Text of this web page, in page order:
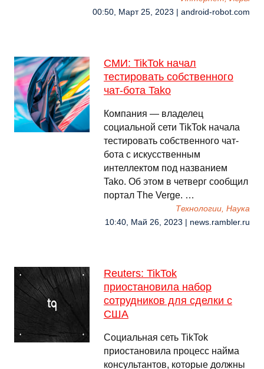
00:50, Март 25, 2023 | android-robot.com
СМИ: TikTok начал
тестировать собственного
чат-бота Tako
Компания — владелец
социальной сети TikTok начала
тестировать собственного чат-
бота с искусственным
интеллектом под названием
Tako. Об этом в четверг сообщил
портал The Verge. …
Технологии, Наука
10:40, Май 26, 2023 | news.rambler.ru
Reuters: TikTok
приостановила набор
сотрудников для сделки с
США
Социальная сеть TikTok
приостановила процесс найма
консультантов, которые должны